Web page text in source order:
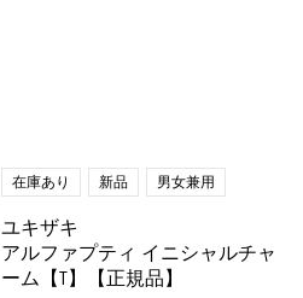
在庫あり 新品 男女兼用
ユキザキ
アルファプティ イニシャルチャ
ーム【T】【正規品】